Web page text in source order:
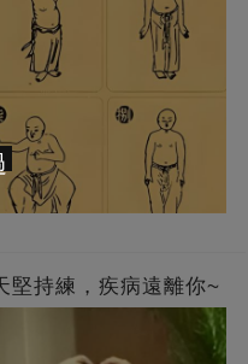
堅持練，疾病遠離你~